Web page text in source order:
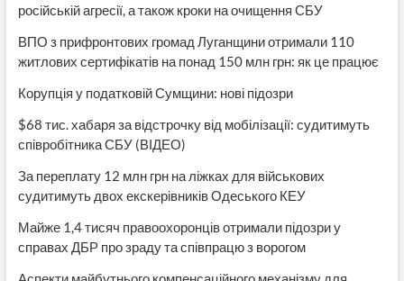
російській агресії, а також кроки на очищення СБУ
ВПО з прифронтових громад Луганщини отримали 110
житлових сертифікатів на понад 150 млн грн: як це працює
Корупція у податковій Сумщини: нові підозри
$68 тис. хабаря за відстрочку від мобілізації: судитимуть
співробітника СБУ (ВІДЕО)
За переплату 12 млн грн на ліжках для військових
судитимуть двох екскерівників Одеського КЕУ
Майже 1,4 тисяч правоохоронців отримали підозри у
справах ДБР про зраду та співпрацю з ворогом